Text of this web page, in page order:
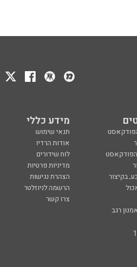
מידע כללי
תנאי שימוש
אודות הרדיו
הפודקאסט
לוח שידורים
מדיניות פרטיות
בקיצור
הצהרת נגישות
הרשמה לניוזלטר
צרו קשר
רגב